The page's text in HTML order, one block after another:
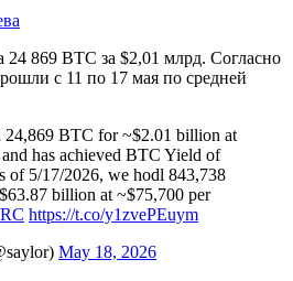
869 BTC за $2,01 млрд. Согласно
с 11 по 17 мая по средней
24,869 BTC for ~$2.01 billion at
has achieved BTC Yield of
of 5/17/2026, we hodl 843,738
billion at ~$75,700 per
https://t.co/y1zvePEuym
May 18, 2026